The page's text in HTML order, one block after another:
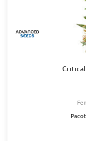
Critical